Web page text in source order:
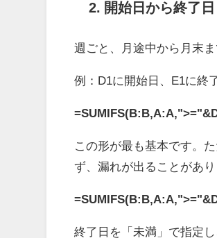
2. 開始日から終了
週ごと、月途中から月末
例：D1に開始日、E1に終
この形が最も基本です。
ず、漏れが出ることがあ
終了日を「未満」で指定